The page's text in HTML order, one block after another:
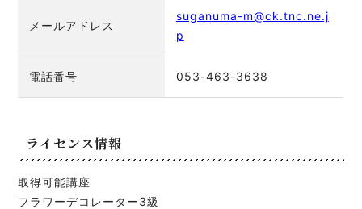
メールアドレス
suganuma-m@ck.tnc.ne.j
p
電話番号 053-463-3638
ライセンス情報
取得可能講座
フラワーデコレーター3級